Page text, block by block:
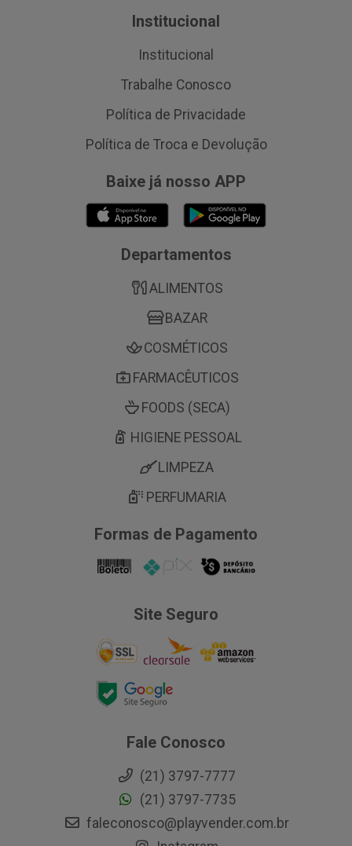
Institucional
Institucional
Trabalhe Conosco
Política de Privacidade
Política de Troca e Devolução
Baixe já nosso APP
Departamentos
ALIMENTOS
BAZAR
COSMÉTICOS
FARMACÊUTICOS
FOODS (SECA)
HIGIENE PESSOAL
LIMPEZA
PERFUMARIA
Formas de Pagamento
Site Seguro
Fale Conosco
(21) 3797-7777
(21) 3797-7735
faleconosco@playvender.com.br